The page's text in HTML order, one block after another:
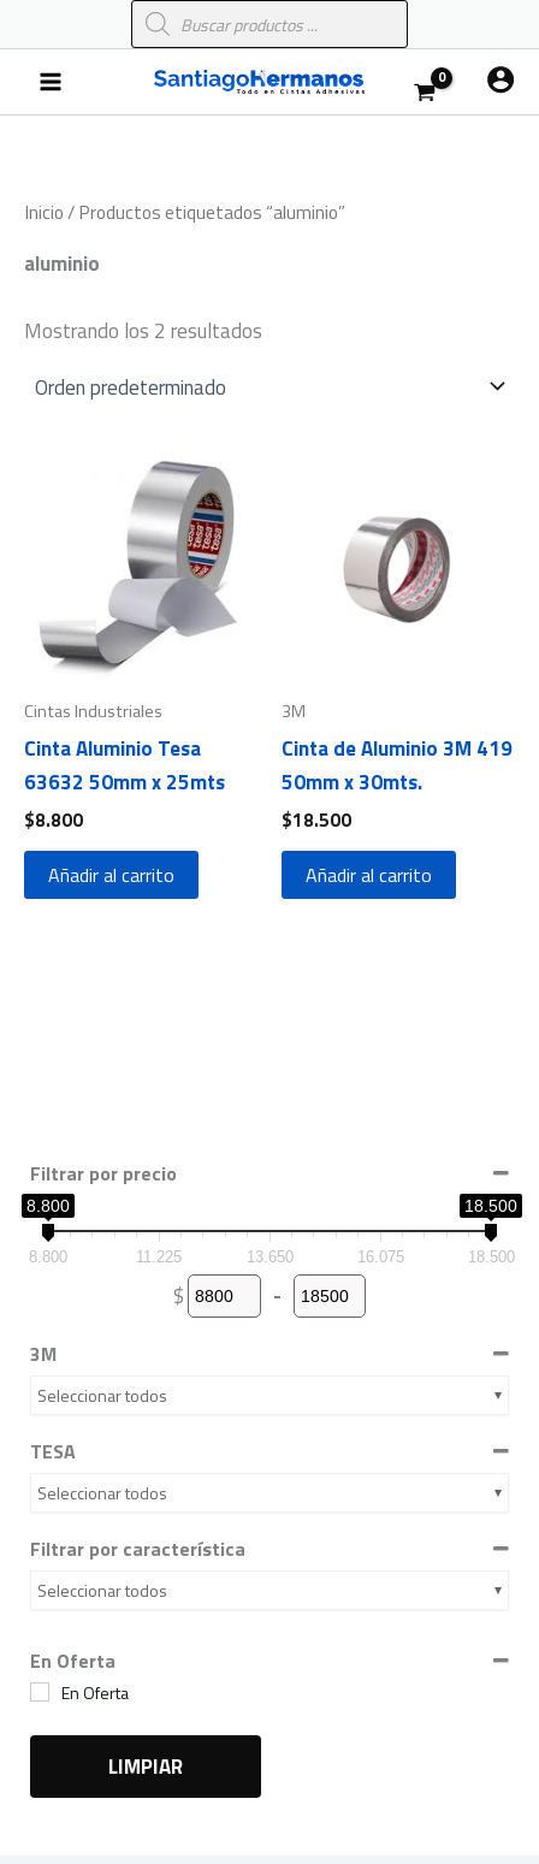
al
contenido
Búsqueda
de
Main
Menu
Filtrar por precio
8.800 18.500
8.800 11.225 13.650 16.075 18.500
$ Minimum Price
-
Maximum Price
3M
Seleccionar todos
TESA
Seleccionar todos
Filtrar por característica
Seleccionar todos
En Oferta
En Oferta
LIMPIAR
Inicio/ Productos etiquetados “aluminio”
aluminio
Mostrando los 2 resultados
Cintas Industriales
Cinta Aluminio Tesa
63632 50mm x 25mts
$8.800
Añadir al carrito
3M
Cinta de Aluminio 3M 419
50mm x 30mts.
$18.500
Añadir al carrito